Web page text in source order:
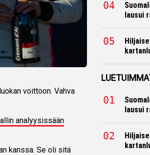
voittoon. Vahva
analyysissään
kanssa. Se oli sitä
lausui
lausui